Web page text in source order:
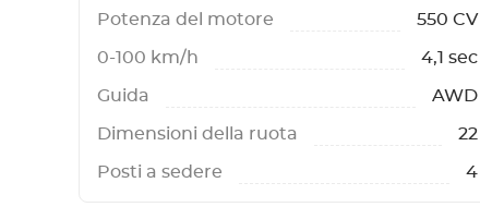
Potenza del motore 550 CV
0-100 km/h 4,1 sec
Guida AWD
Dimensioni della ruota 22
Posti a sedere 4